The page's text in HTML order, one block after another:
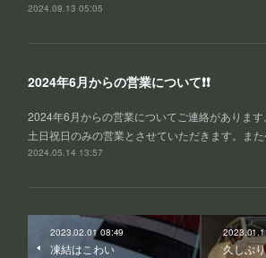
2024.09.13 05:05
2024年6月からの営業について❗❗
2024年6月からの営業についてご連絡がありま
土日祝日のみの営業とさせていただきます。ま
2024.05.14 13:57
2023.02.01 08:49
凍結はこわい 久しぶ